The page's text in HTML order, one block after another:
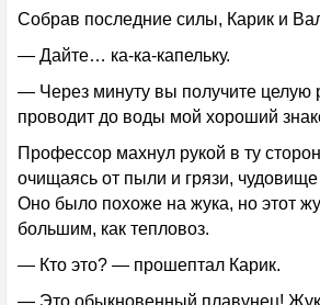
Собрав последние силы, Карик и
— Дайте… ка-ка-капельку.
— Через минуту вы получите целую
проводит до воды мой хороший
Профессор махнул рукой в ту
очищаясь от пыли и грязи,
Оно было похоже на жука, но этот
большим, как тепловоз.
— Кто это? — прошептал Карик.
— Это обыкновенный плавунец!